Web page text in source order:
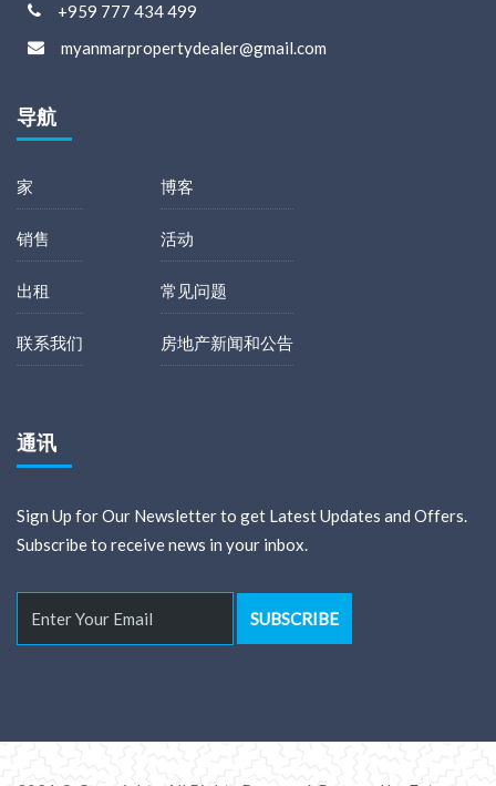
+959 777 434 499
myanmarpropertydealer@gmail.com
导航
家
销售
出租
联系我们
博客
活动
常见问题
房地产新闻和公告
通讯
Sign Up for Our Newsletter to get Latest Updates and Offers.
Subscribe to receive news in your inbox.